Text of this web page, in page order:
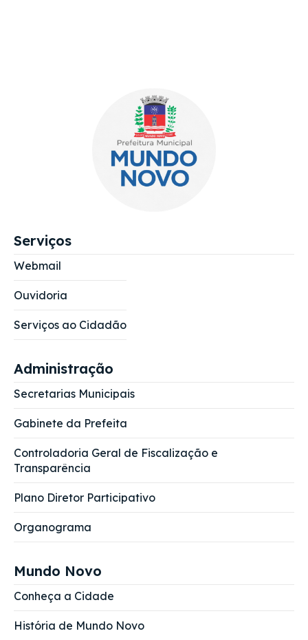
Serviços
Webmail
Ouvidoria
Serviços ao Cidadão
Administração
Secretarias Municipais
Gabinete da Prefeita
Controladoria Geral de Fiscalização e
Transparência
Plano Diretor Participativo
Organograma
Mundo Novo
Conheça a Cidade
História de Mundo Novo